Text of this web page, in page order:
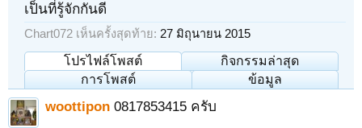
เป็นที่รู้จักกันดี
Chart072 เห็นครั้งสุดท้าย: 27 มิถุนายน 2015
โปรไฟล์โพสต์
กิจกรรมล่าสุด
การโพสต์
ข้อมูล
woottipon 0817853415 ครับ